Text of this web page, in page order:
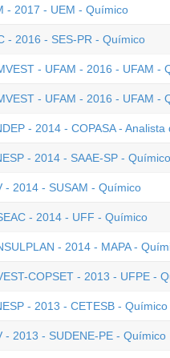
- 2017 - UEM - Químico
- 2016 - SES-PR - Químico
- UFAM - 2016 - UFAM -
- UFAM - 2016 - UFAM -
- 2014 - COPASA -
- 2014 - SAAE-SP - Químico
- 2014 - SUSAM - Químico
- 2014 - UFF - Químico
- 2014 - MAPA -
COPSET - 2013 - UFPE -
- 2013 - CETESB - Químico
- 2013 - SUDENE-PE - Químico